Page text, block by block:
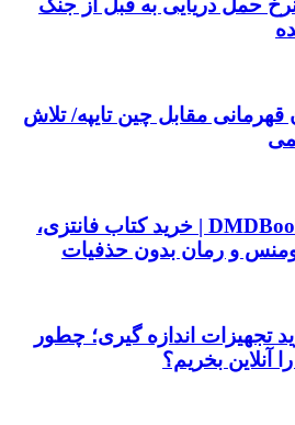
مقابل چین تایپه/ تلاش
فروشگاه کتاب DMDBook | خرید کتاب فانتزی،
و رمان بدون حذفیات
تجهیزات اندازه گیری؛ چطور
آنلاین بخریم؟